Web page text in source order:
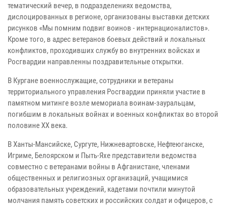
тематический вечер, в подразделениях ведомства,
дислоцированных в регионе, организованы выставки детских
рисунков «Мы помним подвиг воинов - интернационалистов».
Кроме того, в адрес ветеранов боевых действий и локальных
конфликтов, проходивших службу во внутренних войсках и
Росгвардии направленны поздравительные открытки.
В Кургане военнослужащие, сотрудники и ветераны
территориального управления Росгвардии приняли участие в
памятном митинге возле мемориала воинам-зауральцам,
погибшим в локальных войнах и военных конфликтах во второй
половине XX века.
В Ханты-Мансийске, Сургуте, Нижневартовске, Нефтеюганске,
Игриме, Белоярском и Пыть-Яхе представители ведомства
совместно с ветеранами войны в Афганистане, членами
общественных и религиозных организаций, учащимися
образовательных учреждений, кадетами почтили минутой
молчания память советских и российских солдат и офицеров, с